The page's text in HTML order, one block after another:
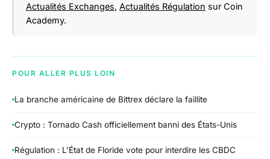
Actualités Exchanges, Actualités Régulation sur Coin
Academy.
POUR ALLER PLUS LOIN
La branche américaine de Bittrex déclare la faillite
Crypto : Tornado Cash officiellement banni des États-Unis
Régulation : L’État de Floride vote pour interdire les CBDC